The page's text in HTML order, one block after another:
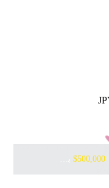
$500,000بانتظارك مع Pudgy Penguins